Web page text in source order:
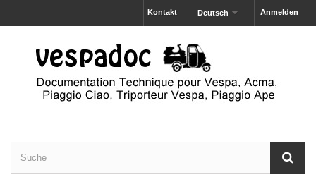
Anmelden
Deutsch
Kontakt